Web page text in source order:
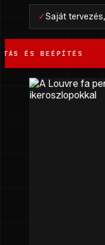
✓Saját
ÉS BEÉPÍTÉS